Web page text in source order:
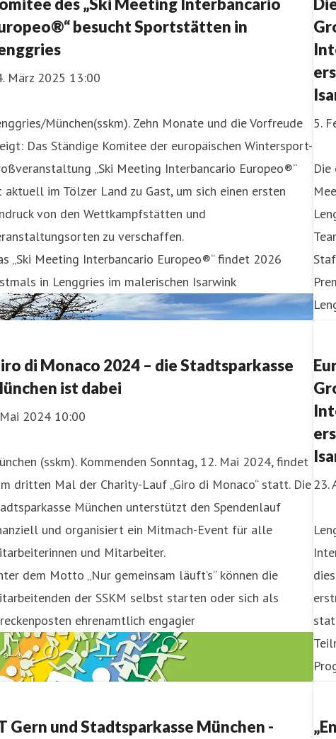
des „Ski Meeting Interbancario
besucht Sportstätten in
März 2025 13:00
München(sskm). Zehn Monate und die Vorfreude
Das Ständige Komitee der europäischen Wintersport-
„Ski Meeting Interbancario Europeo®“
aktuell im Tölzer Land zu Gast, um sich einen ersten
von den Wettkampfstätten und
zu verschaffen.
„Ski Meeting Interbancario Europeo®“ findet 2026
in Lenggries im malerischen Isarwink
5.
Die
di Monaco 2024 – die Stadtsparkasse
ist dabei
2024 10:00
(sskm). Kommenden Sonntag, 12. Mai 2024, findet
dritten Mal der Charity-Lauf „Giro di Monaco“ statt. Die
München unterstützt den Spendenlauf
und organisiert ein Mitmach-Event für alle
und Mitarbeiter.
dem Motto „Nur gemeinsam läuft’s“ können die
der SSKM selbst starten oder sich als
ehrenamtlich engagier
23.
Ski-
Gern und Stadtsparkasse München -